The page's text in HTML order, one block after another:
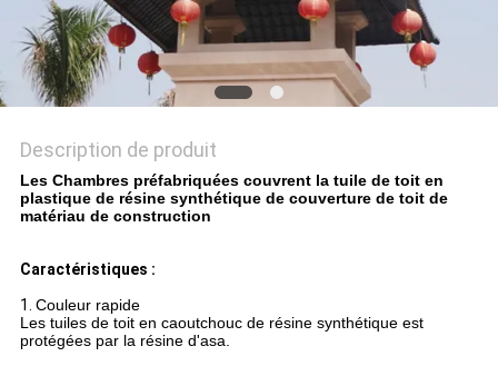
CONFIDENTIALITÉ
Description de produit
Les Chambres préfabriquées couvrent la tuile de toit en
plastique de résine synthétique de couverture de toit de
matériau de construction
Caractéristiques :
1. Couleur rapide
Les tuiles de toit en caoutchouc de résine synthétique est
protégées par la résine d'asa.